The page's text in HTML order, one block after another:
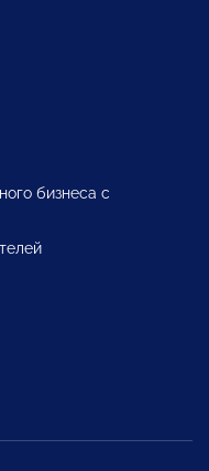
бизнеса с